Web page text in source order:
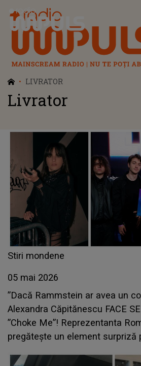
Radio Impuls
LIVRATOR
Livrator
Stiri mondene
05 mai 2026
”Dacă Rammstein ar avea un
Alexandra Căpitănescu FACE
”Choke Me”! Reprezentanta
pregătește un element surpriză